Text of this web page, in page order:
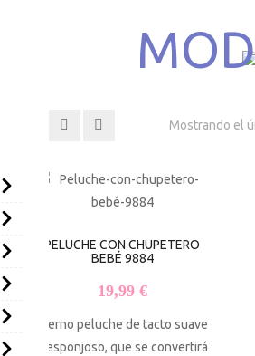
Mostrando el
PELUCHE CON CHUPETERO
BEBÉ 9884
19,99 €
Tierno peluche de tacto suave
y esponjoso, que se convertirá